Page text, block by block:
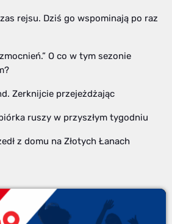
rejsu. Dziś go wspominają po raz
O co w tym sezonie
Zerknijcie przejeżdżając
ruszy w przyszłym tygodniu
z domu na Złotych Łanach